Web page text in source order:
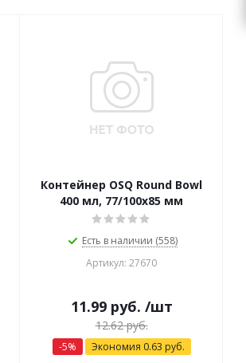
Контейнер OSQ Round Bowl
400 мл, 77/100x85 мм
Есть в наличии (558)
Артикул: 27670
11.99руб. /шт
12.62руб.
-5% Экономия 0.63 руб.